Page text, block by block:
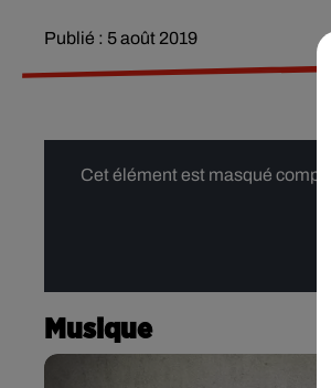
Publié : 5 août 2019
Cet élément est masqué
Musique